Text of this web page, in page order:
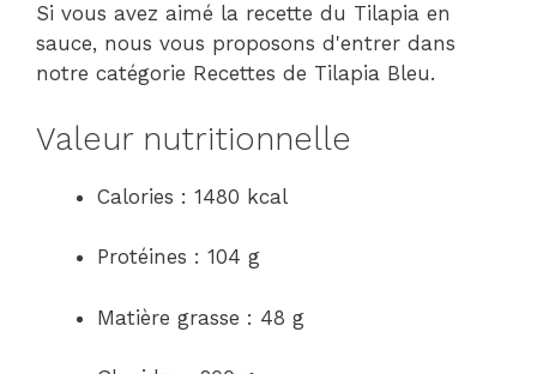
Si vous avez aimé la recette du Tilapia en
sauce, nous vous proposons d'entrer dans
notre catégorie Recettes de Tilapia Bleu.
Valeur nutritionnelle
Calories : 1480 kcal
Protéines : 104 g
Matière grasse : 48 g